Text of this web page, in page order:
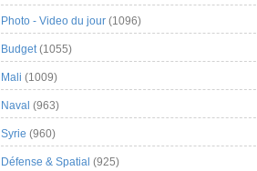
Photo - Video du jour (1096)
Budget(1055)
Mali (1009)
Naval (963)
Syrie (960)
Défense & Spatial (925)